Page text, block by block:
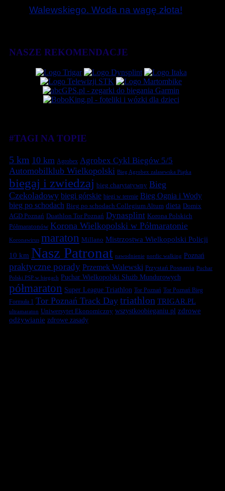
Walewskiego. Woda na wagę złota!
NASZE REKOMENDACJE
#TAGI NA TOPIE
5 km 10 km Agrobex Agrobex Cykl Biegów 5/5
Automobilklub Wielkopolski Bieg Agrobex zalasewska Piątka
biegaj i zwiedzaj bieg charytatywny Bieg
Czekoladowy biegi górskie biegi w terenie Bieg Ognia i Wody
bieg po schodach Bieg po schodach Collegium Altum dieta Domix
AGD Poznań Duathlon Tor Poznań Dynasplint Korona Polskich
Półmaratonów Korona Wielkopolski w Półmaratonie
Koronawirus maraton Millano Mistrzostwa Wielkopolski Policji
10 km Nasz Patronat nawodnienie nordic walking Poznań
praktyczne porady Przemek Walewski Przystań Posnania Puchar
Polski PSP w biegach Puchar Wielkopolski Służb Mundurowych
półmaraton Super League Triathlon Tor Poznań Tor Poznań Bieg
Formuła 1 Tor Poznań Track Day triathlon TRIGAR.PL
ultramaraton Uniwersytet Ekonomiczny wszystkoobieganiu.pl zdrowe
odżywianie zdrowe zasady